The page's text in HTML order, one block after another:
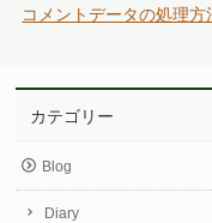
コメントデータの処理
カテゴリー
Blog
Diary